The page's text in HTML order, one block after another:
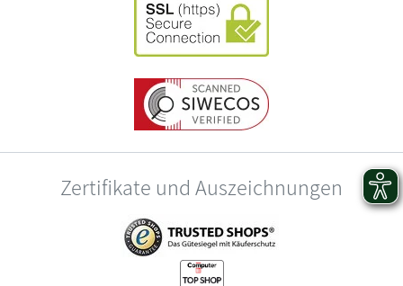
Zertifikate und Auszeichnungen